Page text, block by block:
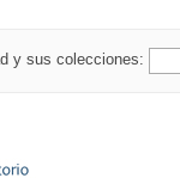
y sus colecciones: